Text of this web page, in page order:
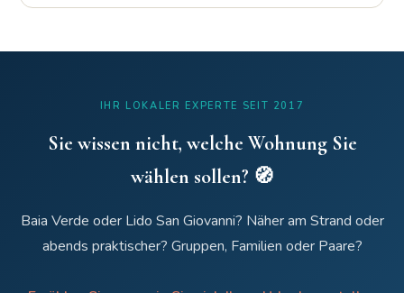
IHR LOKALER EXPERTE SEIT 2017
Sie wissen nicht, welche Wohnung Sie
wählen sollen? 🧭
Baia Verde oder Lido San Giovanni? Näher am Strand oder
abends praktischer? Gruppen, Familien oder Paare?